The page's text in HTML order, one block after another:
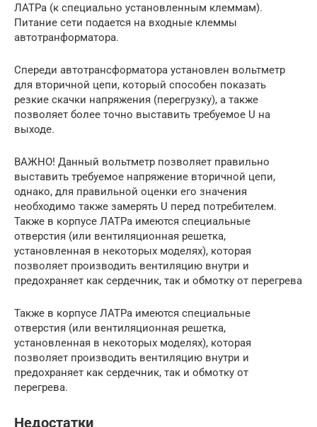
ЛАТРа (к специально установленным клеммам).
Питание сети подается на входные клеммы
автотранформатора.
Спереди автотрансформатора установлен вольтметр
для вторичной цепи, который способен показать
резкие скачки напряжения (перегрузку), а также
позволяет более точно выставить требуемое U на
выходе.
ВАЖНО! Данный вольтметр позволяет правильно
выставить требуемое напряжение вторичной цепи,
однако, для правильной оценки его значения
необходимо также замерять U перед потребителем.
Также в корпусе ЛАТРа имеются специальные
отверстия (или вентиляционная решетка,
установленная в некоторых моделях), которая
позволяет производить вентиляцию внутри и
предохраняет как сердечник, так и обмотку от перегрева
Также в корпусе ЛАТРа имеются специальные
отверстия (или вентиляционная решетка,
установленная в некоторых моделях), которая
позволяет производить вентиляцию внутри и
предохраняет как сердечник, так и обмотку от
перегрева.
Недостатки